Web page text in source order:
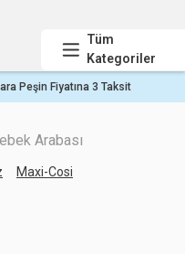
Tüm
Kategoriler
Peşin Fiyatına 3 Taksit
Arabası
Maxi-Cosi